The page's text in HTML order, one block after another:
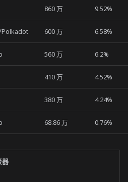
860 万 9.52%
600 万 6.58%
560 万 6.2%
410 万 4.52%
380 万 4.24%
68.86 万 0.76%
器